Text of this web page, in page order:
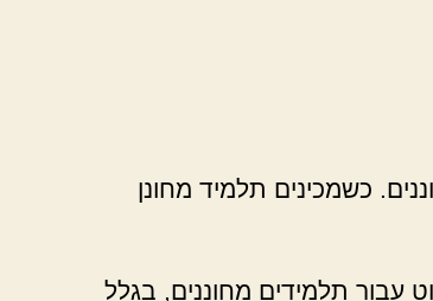
כשמכינים תלמיד מחונן
עבור תלמידים מחוננים, בגלל